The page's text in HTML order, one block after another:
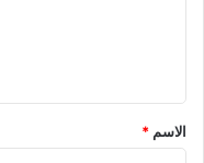
*
الاسم *